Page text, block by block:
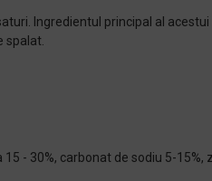
Ingredientul principal al acestui
spalat.
- 30%, carbonat de sodiu 5-